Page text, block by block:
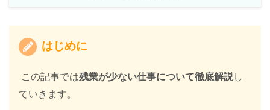
はじめに
この記事では残業が少ない仕事について徹底解説し
ていきます。